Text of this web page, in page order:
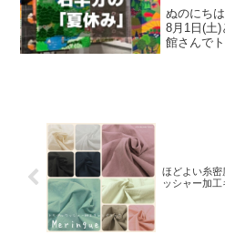
ぬのにち
8月1日(土
館さんで
ほどよい糸密
ッシャー加工